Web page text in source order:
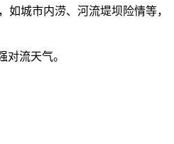
城市内涝、河流堤坝险情等，
流天气。